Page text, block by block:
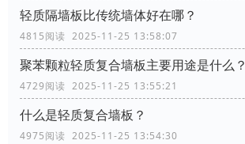
轻质隔墙板比传统墙体好在哪？
4815阅读 2025-11-25 13:58:07
聚苯颗粒轻质复合墙板主要用途是什么？
4729阅读 2025-11-25 13:55:21
什么是轻质复合墙板？
4975阅读 2025-11-25 13:54:30